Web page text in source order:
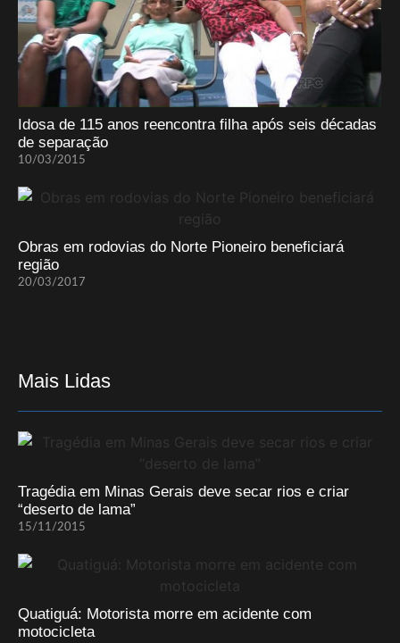
Idosa de 115 anos reencontra filha após seis décadas
de separação
10/03/2015
Obras em rodovias do Norte Pioneiro beneficiará
região
20/03/2017
Mais Lidas
Tragédia em Minas Gerais deve secar rios e criar
“deserto de lama”
15/11/2015
Quatiguá: Motorista morre em acidente com
motocicleta